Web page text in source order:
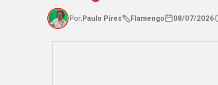
Por:Paulo Pires Flamengo 08/07/2026